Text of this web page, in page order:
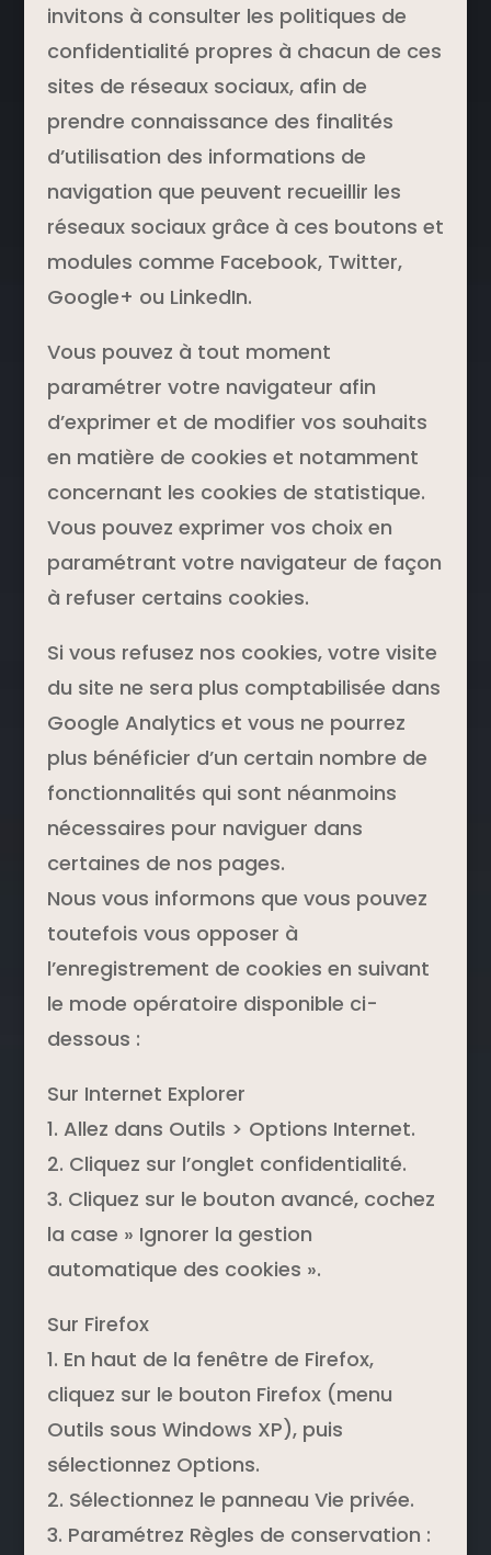
invitons à consulter les politiques de
confidentialité propres à chacun de ces
sites de réseaux sociaux, afin de
prendre connaissance des finalités
d’utilisation des informations de
navigation que peuvent recueillir les
réseaux sociaux grâce à ces boutons et
modules comme Facebook, Twitter,
Google+ ou LinkedIn.
Vous pouvez à tout moment
paramétrer votre navigateur afin
d’exprimer et de modifier vos souhaits
en matière de cookies et notamment
concernant les cookies de statistique.
Vous pouvez exprimer vos choix en
paramétrant votre navigateur de façon
à refuser certains cookies.
Si vous refusez nos cookies, votre visite
du site ne sera plus comptabilisée dans
Google Analytics et vous ne pourrez
plus bénéficier d’un certain nombre de
fonctionnalités qui sont néanmoins
nécessaires pour naviguer dans
certaines de nos pages.
Nous vous informons que vous pouvez
toutefois vous opposer à
l’enregistrement de cookies en suivant
le mode opératoire disponible ci-
dessous :
Sur Internet Explorer
1. Allez dans Outils > Options Internet.
2. Cliquez sur l’onglet confidentialité.
3. Cliquez sur le bouton avancé, cochez
la case » Ignorer la gestion
automatique des cookies ».
Sur Firefox
1. En haut de la fenêtre de Firefox,
cliquez sur le bouton Firefox (menu
Outils sous Windows XP), puis
sélectionnez Options.
2. Sélectionnez le panneau Vie privée.
3. Paramétrez Règles de conservation :